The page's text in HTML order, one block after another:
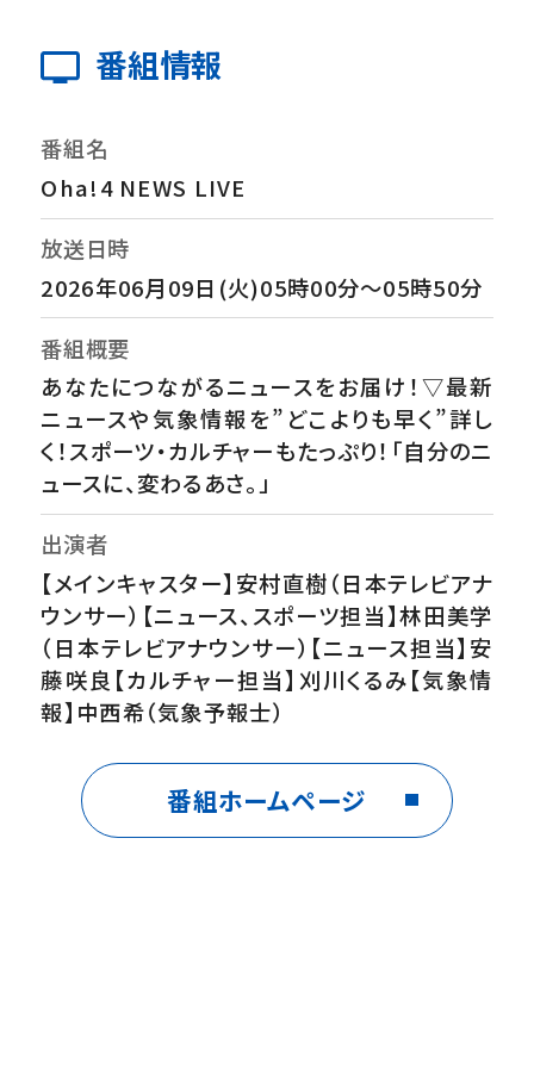
番組情報
番組名
Oha!4 NEWS LIVE
放送日時
2026年06月09日(火)05時00分～05時50分
番組概要
あなたにつながるニュースをお届け！▽最新
ニュースや気象情報を”どこよりも早く”詳し
く！スポーツ・カルチャーもたっぷり！「自分のニ
ュースに、変わるあさ。」
出演者
【メインキャスター】安村直樹（日本テレビアナ
ウンサー）【ニュース、スポーツ担当】林田美学
（日本テレビアナウンサー）【ニュース担当】安
藤咲良【カルチャー担当】刈川くるみ【気象情
報】中西希（気象予報士）
番組ホームページ